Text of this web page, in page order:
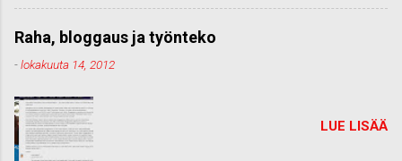
Raha, bloggaus ja työnteko
-lokakuuta 14, 2012
LUE LISÄÄ